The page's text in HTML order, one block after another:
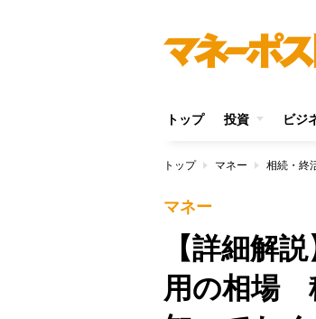
トップ 投資 ビジ
トップ マネー 相続・終
マネー
【詳細解
用の相場